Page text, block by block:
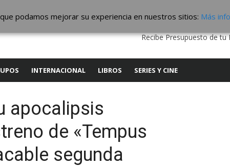
QUIENES SOMOS CONTACTO SERVICIOS EDITA TU
Recibe Presupuesto de tu
INTERNACIONAL LIBROS SERIES Y CINE
apocalipsis
de «Tempus
segunda
podamos mejorar su experiencia en nuestros sitios: Más